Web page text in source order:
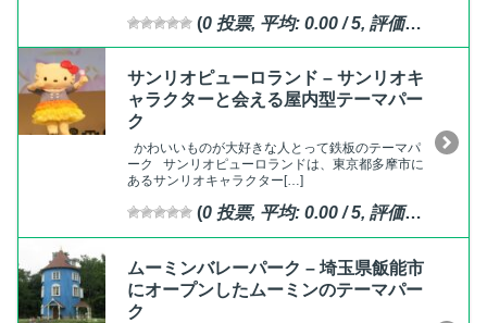
(0 投票, 平均: 0.00 / 5, 評価済
サンリオピューロランド – サンリオキ
ャラクターと会える屋内型テーマパー
ク
かわいいものが大好きな人とって鉄板のテーマパ
ーク サンリオピューロランドは、東京都多摩市に
あるサンリオキャラクター[…]
(0 投票, 平均: 0.00/ 5, 評価済
ムーミンバレーパーク – 埼玉県飯能市
にオープンしたムーミンのテーマパー
ク